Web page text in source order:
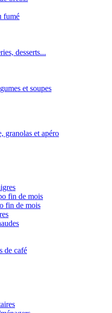
fumé
desserts...
et soupes
granolas et apéro
fin de mois
fin de mois
de café